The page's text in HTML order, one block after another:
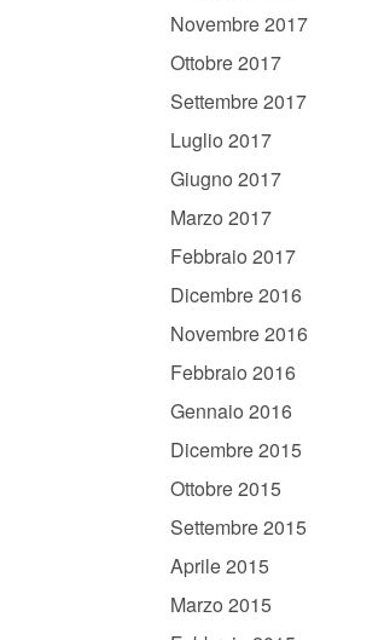
Novembre 2017
Ottobre 2017
Settembre 2017
Luglio 2017
Giugno 2017
Marzo 2017
Febbraio 2017
Dicembre 2016
Novembre 2016
Febbraio 2016
Gennaio 2016
Dicembre 2015
Ottobre 2015
Settembre 2015
Aprile 2015
Marzo 2015